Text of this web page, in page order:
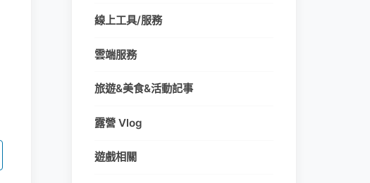
線上工具/服務
雲端服務
旅遊&美食&活動記事
露營 Vlog
遊戲相關